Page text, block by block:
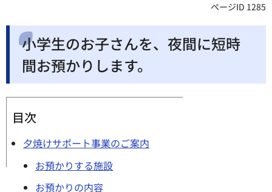
ページID 1285
小学生のお子さんを、夜間に短時
間お預かりします。
目次
夕焼けサポート事業のご案内
お預かりする施設
お預かりの内容